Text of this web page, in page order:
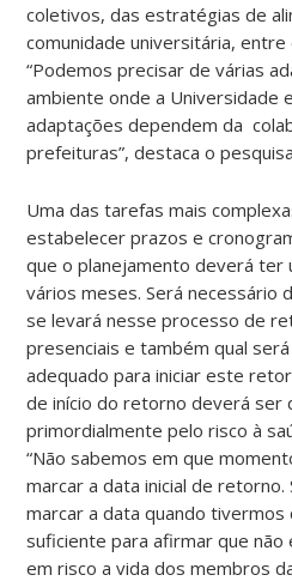
coletivos, das estratégias de
comunidade universitária,
“Podemos precisar de várias
ambiente onde a Universidade
adaptações dependem da
prefeituras”, destaca o
Uma das tarefas mais
estabelecer prazos e
que o planejamento deverá ter
vários meses. Será necessário
se levará nesse processo de
presenciais e também qual
adequado para iniciar este
de início do retorno deverá ser
primordialmente pelo risco à
“Não sabemos em que
marcar a data inicial de
marcar a data quando tivermos
suficiente para afirmar que não
em risco a vida dos membros